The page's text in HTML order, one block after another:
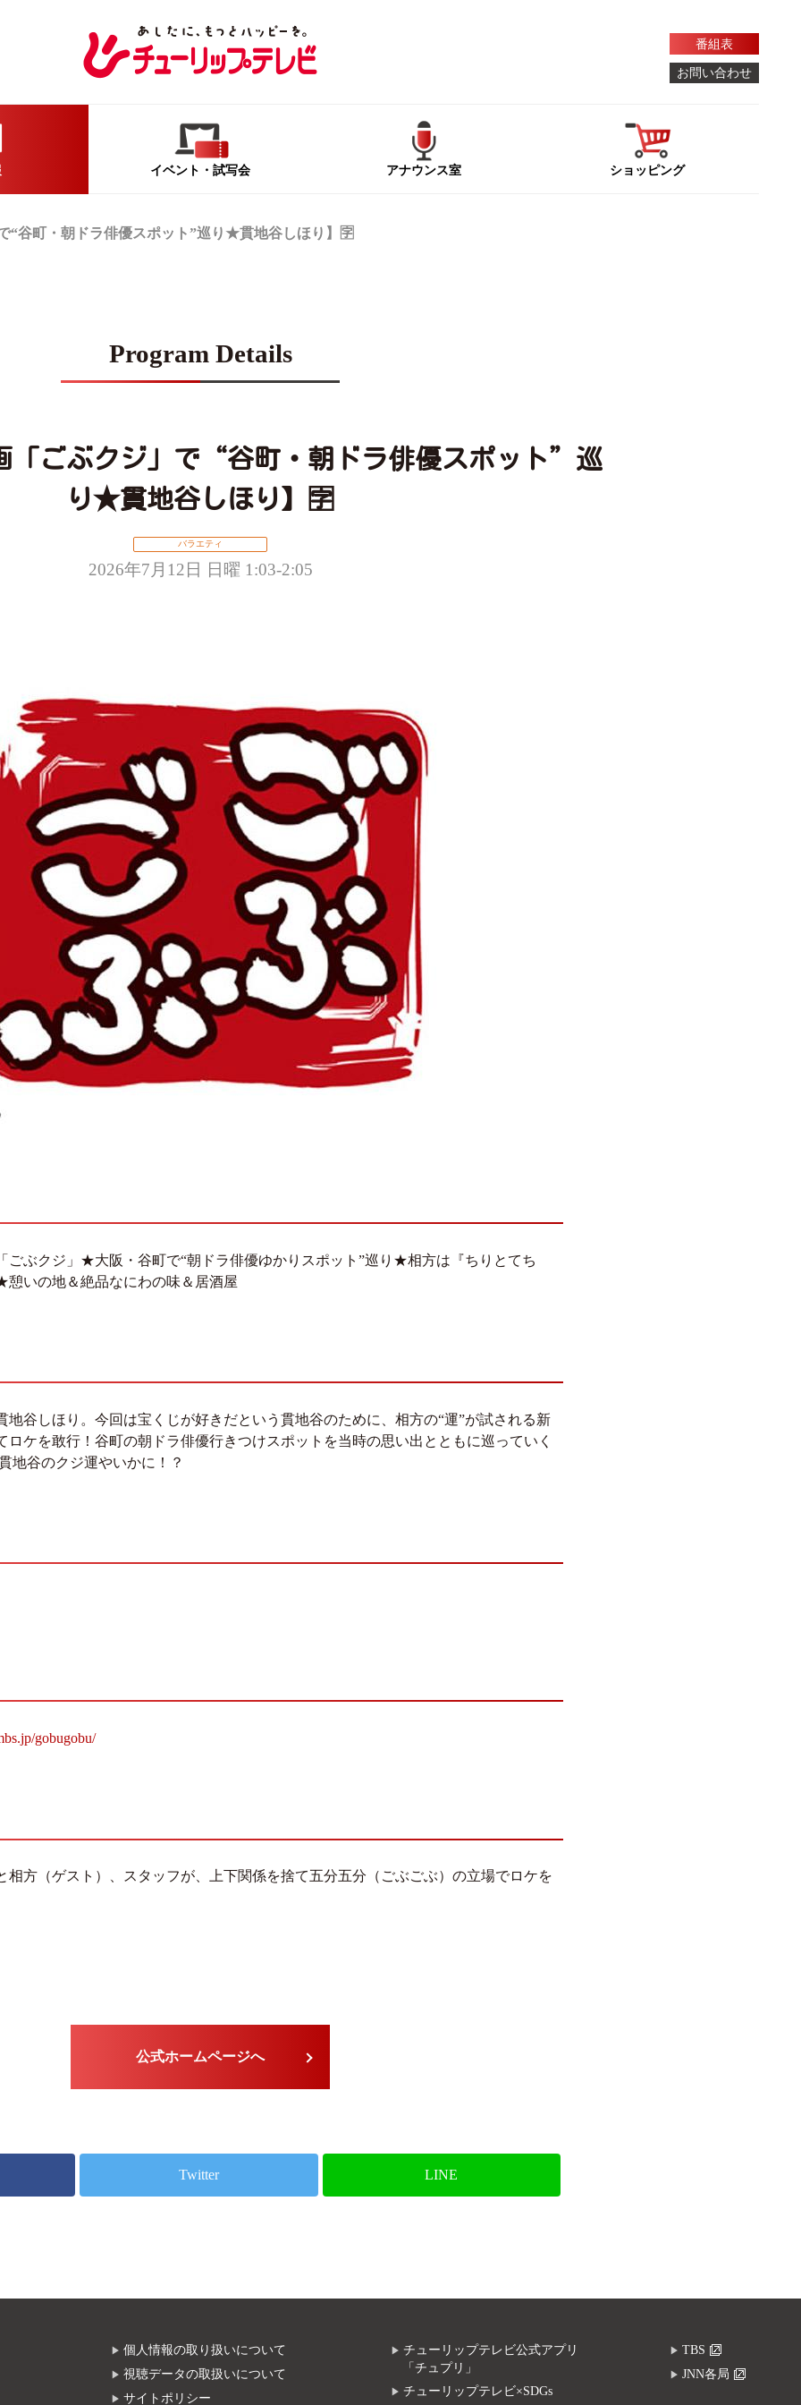
番組表
お問い合わせ
イベント ・試写会 アナウンス室 ショッピング
“谷町・朝ドラ俳優スポット”巡り★貫地谷しほり】🈑
Program Details
「ごぶクジ」で“谷町・朝ドラ俳優スポット”巡
り★貫地谷しほり】🈑
バラエティ
2026年7月12日 日曜 1:03-2:05
ごぶクジ」★大阪・谷町で“朝ドラ俳優ゆかりスポット”巡り★相方は『ちりとてち
いの地＆絶品なにわの味＆居酒屋
地谷しほり。今回は宝くじが好きだという貫地谷のために、相方の“運”が試される新
ロケを敢行！谷町の朝ドラ俳優行きつけスポットを当時の思い出とともに巡っていく
地谷のクジ運やいかに！？
gobugobu/
相方（ゲスト）、スタッフが、上下関係を捨て五分五分（ごぶごぶ）の立場でロケを
公式ホームページへ
Twitter LINE
個人情報の取り扱いについて
視聴データの取扱いについて
サイトポリシー
チューリップテレビ公式アプリ
「チュプリ」
チューリップテレビ×SDGs
TBS
JNN各局